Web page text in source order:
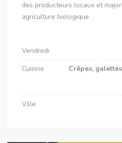
des producteurs locaux et
agriculture biologique
Vendredi
Cuisine
Crêpes,
Ville